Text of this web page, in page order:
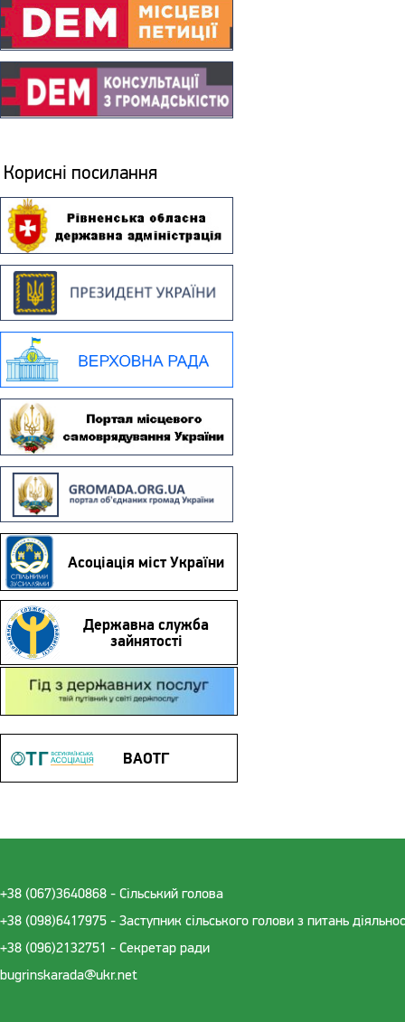
Корисні посилання
Асоціація міст України
Державна служба
зайнятості
Гід з державних послуг
ВАОТГ
+38 (067)3640868 - Cільський голова
+38 (098)6417975 - Заступник сільського голови з питань
+38 (096)2132751 - Секретар ради
bugrinskarada@ukr.net